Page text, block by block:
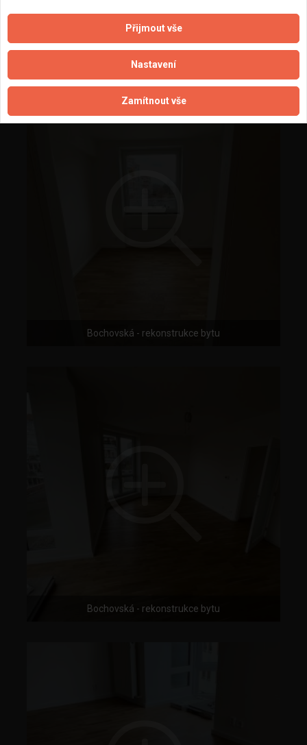
Bochovská - rekonstrukce bytu
Bochovská - rekonstrukce bytu
Přijmout vše
Nastavení
Zamítnout vše